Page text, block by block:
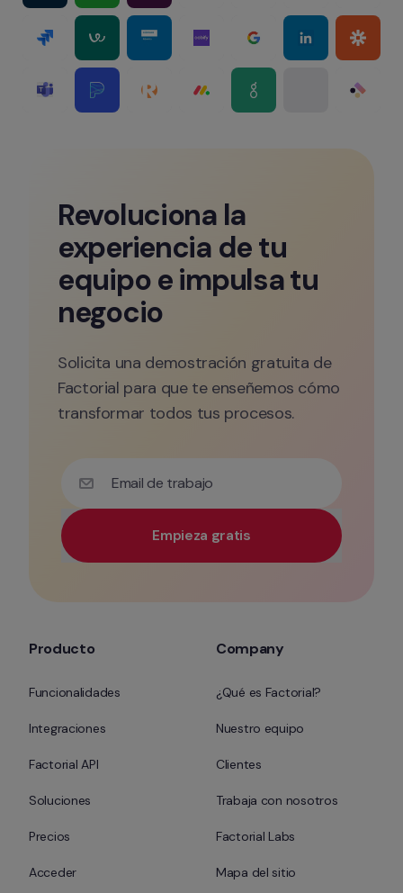
Revoluciona la
experiencia de tu
equipo e impulsa tu
negocio
Solicita una demostración gratuita de
Factorial para que te enseñemos cómo
transformar todos tus procesos.
Email de trabajo
Empieza gratis
Producto
Funcionalidades
Integraciones
Factorial API
Soluciones
Precios
Acceder
Company
¿Qué es Factorial?
Nuestro equipo
Clientes
Trabaja con nosotros
Factorial Labs
Mapa del sitio